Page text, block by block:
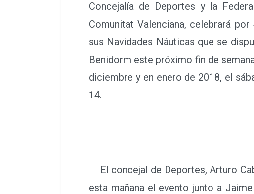
Concejalía de Deportes y la
Comunitat Valenciana, celebrará
sus Navidades Náuticas que se
Benidorm este próximo fin de
diciembre y en enero de 2018, el
14.
El concejal de Deportes, Arturo
esta mañana el evento junto a